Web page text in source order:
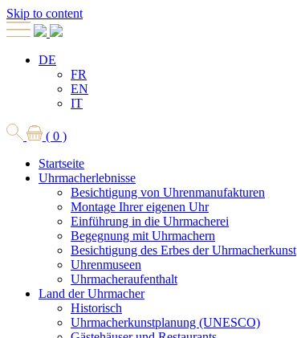
Skip to content
DE
FR
EN
IT
( 0 )
Startseite
Uhrmacherlebnisse
Besichtigung von Uhrenmanufakturen
Montage Ihrer eigenen Uhr
Einführung in die Uhrmacherei
Begegnung mit Uhrmachern
Besichtigung des Erbes der Uhrmacherkunst
Uhrenmuseen
Uhrmacheraufenthalt
Land der Uhrmacher
Historisch
Uhrmacherkunstplanung (UNESCO)